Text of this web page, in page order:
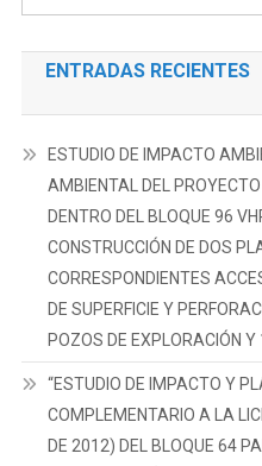
ENTRADAS RECIENTES
ESTUDIO DE IMPACTO
AMBIENTAL DEL
DENTRO DEL BLOQUE 96
CONSTRUCCIÓN DE DOS
CORRESPONDIENTES
DE SUPERFICIE Y
POZOS DE EXPLORACIÓN
“ESTUDIO DE IMPACTO Y
COMPLEMENTARIO A LA
DE 2012) DEL BLOQUE 64